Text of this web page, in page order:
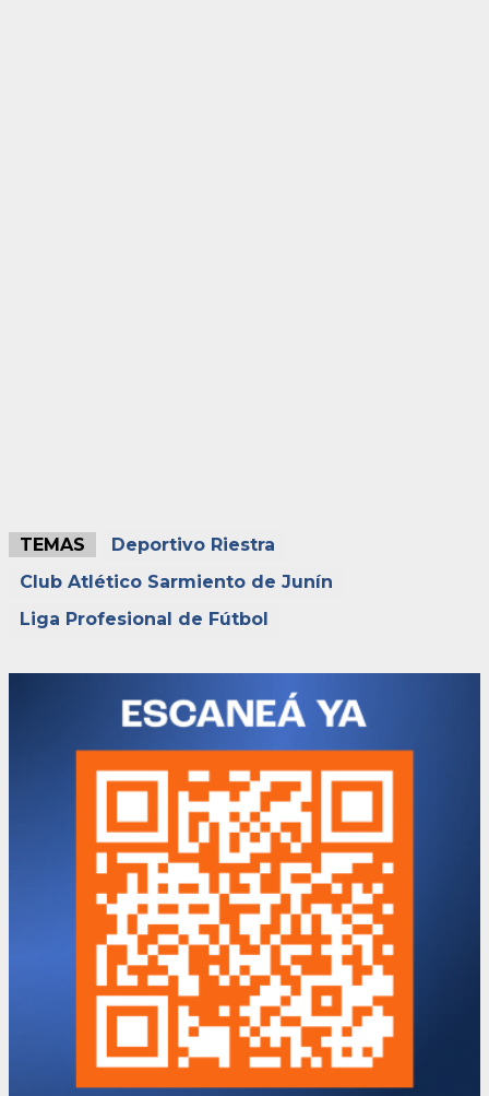
TEMAS
Deportivo Riestra
Club Atlético Sarmiento de Junín
Liga Profesional de Fútbol